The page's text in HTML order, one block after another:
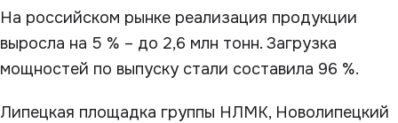
На российском рынке реализация продукции
выросла на 5 % – до 2,6 млн тонн. Загрузка
мощностей по выпуску стали составила 96 %.
Липецкая площадка группы НЛМК, Новолипецкий